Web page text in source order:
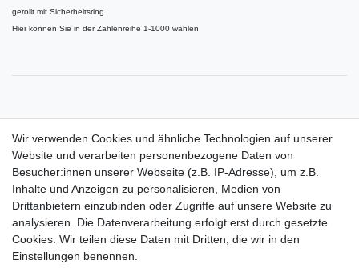
gerollt mit Sicherheitsring
Hier können Sie in der Zahlenreihe 1-1000 wählen
Shop
Zahlungs- und Versandbedingungen
Warenkorb
Wir verwenden Cookies und ähnliche Technologien auf unserer
Website und verarbeiten personenbezogene Daten von
Besucher:innen unserer Webseite (z.B. IP-Adresse), um z.B.
Inhalte und Anzeigen zu personalisieren, Medien von
Drittanbietern einzubinden oder Zugriffe auf unsere Website zu
analysieren. Die Datenverarbeitung erfolgt erst durch gesetzte
Cookies. Wir teilen diese Daten mit Dritten, die wir in den
Einstellungen benennen.